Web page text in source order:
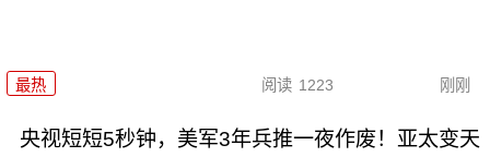
最热 阅读 1223 刚刚
央视短短5秒钟，美军3年兵推一夜作废！亚太变天